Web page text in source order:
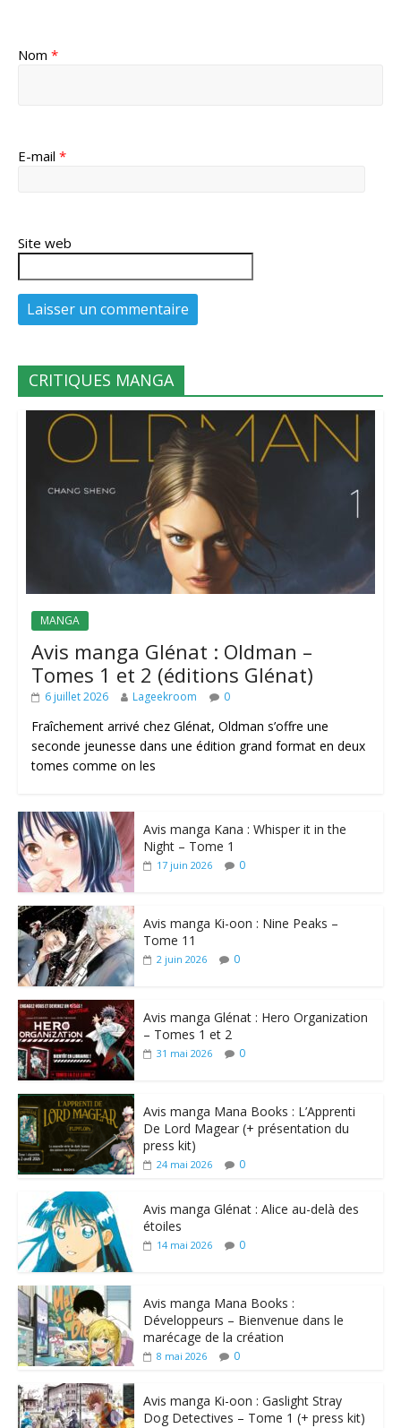
Nom *
E-mail *
Site web
CRITIQUES MANGA
MANGA
Avis manga Glénat : Oldman –
Tomes 1 et 2 (éditions Glénat)
6 juillet 2026 Lageekroom 0
Fraîchement arrivé chez Glénat, Oldman s’offre une
seconde jeunesse dans une édition grand format en deux
tomes comme on les
Avis manga Kana : Whisper it in the
Night – Tome 1
17 juin 2026 0
Avis manga Ki-oon : Nine Peaks –
Tome 11
2 juin 2026 0
Avis manga Glénat : Hero Organization
– Tomes 1 et 2
31 mai 2026 0
Avis manga Mana Books : L’Apprenti
De Lord Magear (+ présentation du
press kit)
24 mai 2026 0
Avis manga Glénat : Alice au-delà des
étoiles
14 mai 2026 0
Avis manga Mana Books :
Développeurs – Bienvenue dans le
marécage de la création
8 mai 2026 0
Avis manga Ki-oon : Gaslight Stray
Dog Detectives – Tome 1 (+ press kit)